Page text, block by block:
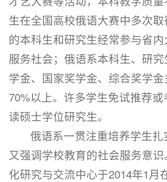
生在全国高校俄语大赛中多次
的本科生和研究生经常参与省内
服务社会；俄语系本科生、研
学金、国家奖学金、综合奖学
70%以上。许多学生免试推荐
读硕士学位研究生。
俄语系一贯注重培养学生
又强调学校教育的社会服务意
化研究与交流中心于2014年1月